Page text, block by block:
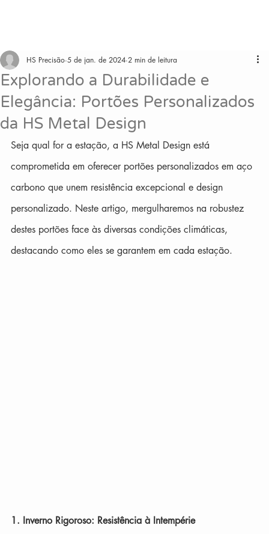
Explorando a Durabilidade e
Elegância: Portões Personalizados
da HS Metal Design
HS Precisão 5 de jan. de 2024 2 min de leitura
Seja qual for a estação, a HS Metal Design está
comprometida em oferecer portões personalizados em aço
carbono que unem resistência excepcional e design
personalizado. Neste artigo, mergulharemos na robustez
destes portões face às diversas condições climáticas,
destacando como eles se garantem em cada estação.
1. Inverno Rigoroso: Resistência à Intempérie